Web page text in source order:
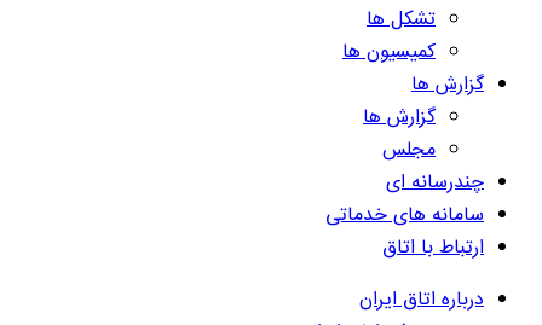
تشکل ها
کمیسیون ها
گزارش ها
گزارش ها
مجلس
چندرسانه ای
سامانه های خدماتی
ارتباط با اتاق
درباره اتاق ایران